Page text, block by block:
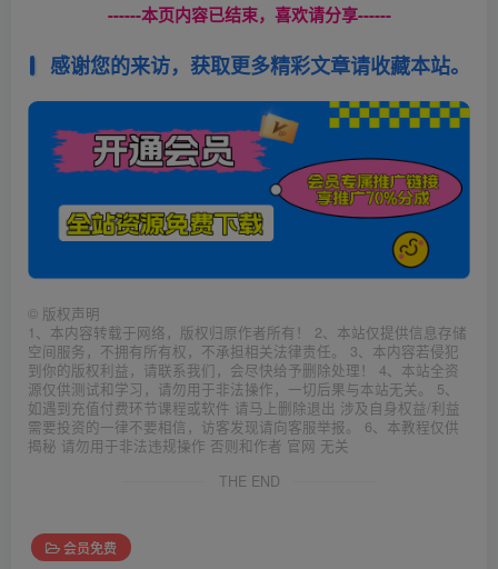
------本页内容已结束，喜欢请分享------
感谢您的来访，获取更多精彩文章请收藏本站。
© 版权声明
1、本内容转载于网络，版权归原作者所有！ 2、本站仅提供信息存储
空间服务，不拥有所有权，不承担相关法律责任。 3、本内容若侵犯
到你的版权利益，请联系我们，会尽快给予删除处理！ 4、本站全资
源仅供测试和学习，请勿用于非法操作，一切后果与本站无关。 5、
如遇到充值付费环节课程或软件 请马上删除退出 涉及自身权益/利益
需要投资的一律不要相信，访客发现请向客服举报。 6、本教程仅供
揭秘 请勿用于非法违规操作 否则和作者 官网 无关
THE END
会员免费